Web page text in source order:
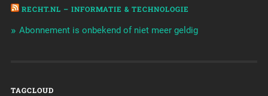
RECHT.NL – INFORMATIE & TECHNOLOGIE
Abonnement is onbekend of niet meer geldig
TAGCLOUD